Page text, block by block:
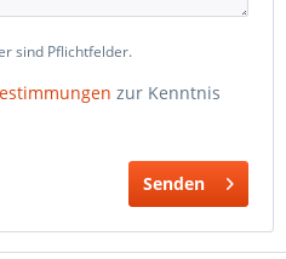
sind Pflichtfelder.
zur Kenntnis
Senden